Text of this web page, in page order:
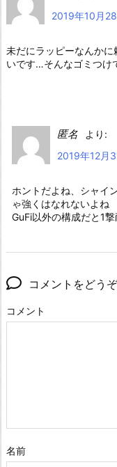
2019年10月
未だにラッピーなんか
いです…そんなゴミつけ
匿名
より:
2019年12月
ホントだよね、シャイ
ゃ強くはなれないよね
GuFi以外の構成だと1
コメントをどうぞ
コメント
名前